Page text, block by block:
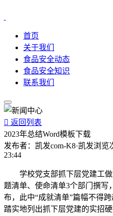
首页
关于我们
食品安全动态
食品安全知识
联系我们
 返回列表
2023年总结Word模板下载
发布者： 凯发com-K8·凯发浏览
23:44
学校党支部抓下层党建工做
题清单、使命清单3个部门撰写
布，此中“成就清单”篇幅不得
踏实地列出抓下层党建的实招